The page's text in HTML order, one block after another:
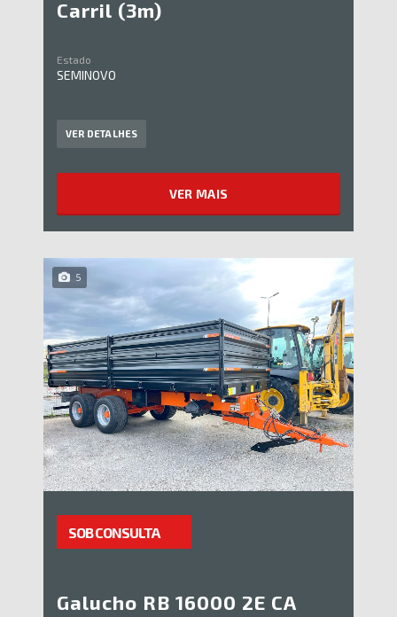
Carril (3m)
Estado
SEMINOVO
VER DETALHES
VER MAIS
5
SOB CONSULTA
Galucho RB 16000 2E CA